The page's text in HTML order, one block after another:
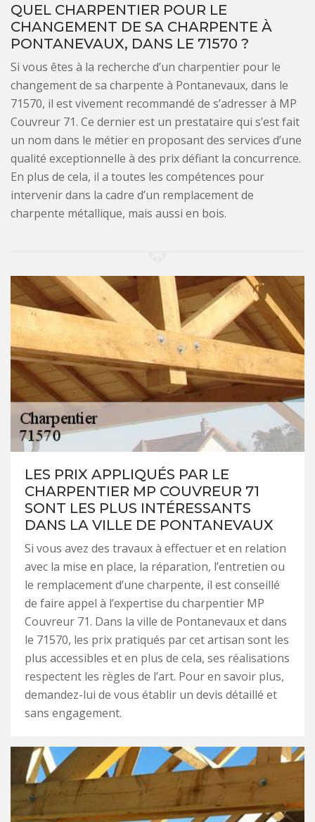
QUEL CHARPENTIER POUR LE
CHANGEMENT DE SA CHARPENTE À
PONTANEVAUX, DANS LE 71570 ?
Si vous êtes à la recherche d’un charpentier pour le
changement de sa charpente à Pontanevaux, dans le
71570, il est vivement recommandé de s’adresser à MP
Couvreur 71. Ce dernier est un prestataire qui s’est fait
un nom dans le métier en proposant des services d’une
qualité exceptionnelle à des prix défiant la concurrence.
En plus de cela, il a toutes les compétences pour
intervenir dans la cadre d’un remplacement de
charpente métallique, mais aussi en bois.
LES PRIX APPLIQUÉS PAR LE
CHARPENTIER MP COUVREUR 71
SONT LES PLUS INTÉRESSANTS
DANS LA VILLE DE PONTANEVAUX
Si vous avez des travaux à effectuer et en relation
avec la mise en place, la réparation, l’entretien ou
le remplacement d’une charpente, il est conseillé
de faire appel à l’expertise du charpentier MP
Couvreur 71. Dans la ville de Pontanevaux et dans
le 71570, les prix pratiqués par cet artisan sont les
plus accessibles et en plus de cela, ses réalisations
respectent les règles de l’art. Pour en savoir plus,
demandez-lui de vous établir un devis détaillé et
sans engagement.